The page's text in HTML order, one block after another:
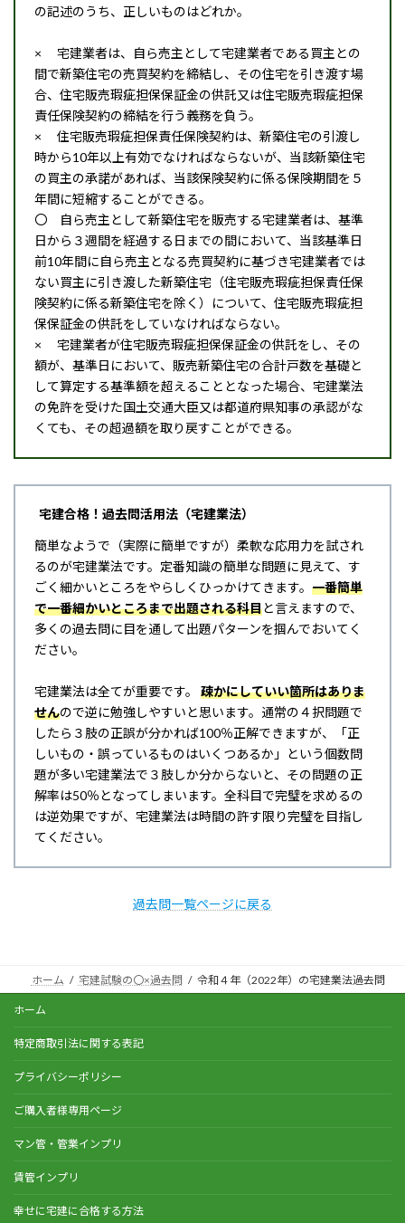
の記述のうち、正しいものはどれか。
× 宅建業者は、自ら売主として宅建業者である買主との
間で新築住宅の売買契約を締結し、その住宅を引き渡す場
合、住宅販売瑕疵担保保証金の供託又は住宅販売瑕疵担保
責任保険契約の締結を行う義務を負う。
× 住宅販売瑕疵担保責任保険契約は、新築住宅の引渡し
時から10年以上有効でなければならないが、当該新築住宅
の買主の承諾があれば、当該保険契約に係る保険期間を５
年間に短縮することができる。
〇 自ら売主として新築住宅を販売する宅建業者は、基準
日から３週間を経過する日までの間において、当該基準日
前10年間に自ら売主となる売買契約に基づき宅建業者では
ない買主に引き渡した新築住宅（住宅販売瑕疵担保責任保
険契約に係る新築住宅を除く）について、住宅販売瑕疵担
保保証金の供託をしていなければならない。
× 宅建業者が住宅販売瑕疵担保保証金の供託をし、その
額が、基準日において、販売新築住宅の合計戸数を基礎と
して算定する基準額を超えることとなった場合、宅建業法
の免許を受けた国土交通大臣又は都道府県知事の承認がな
くても、その超過額を取り戻すことができる。
宅建合格！過去問活用法（宅建業法）
簡単なようで（実際に簡単ですが）柔軟な応用力を試され
るのが宅建業法です。定番知識の簡単な問題に見えて、す
ごく細かいところをやらしくひっかけてきます。 一番簡単
で一番細かいところまで出題される科目と言えますので、
多くの過去問に目を通して出題パターンを掴んでおいてく
ださい。
宅建業法は全てが重要です。 疎かにしていい箇所はありま
せんので逆に勉強しやすいと思います。通常の４択問題で
したら３肢の正誤が分かれば100％正解できますが、「正
しいもの・誤っているものはいくつあるか」という個数問
題が多い宅建業法で３肢しか分からないと、その問題の正
解率は50％となってしまいます。全科目で完璧を求めるの
は逆効果ですが、宅建業法は時間の許す限り完璧を目指し
てください。
過去問一覧ページに戻る
ホーム 宅建試験の〇×過去問 令和４年（2022年）の宅建業法過去問
ホーム
特定商取引法に関する表記
プライバシーポリシー
ご購入者様専用ページ
マン管・管業インプリ
賃管インプリ
幸せに宅建に合格する方法